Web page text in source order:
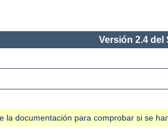
Versión 2.4 del
documentación para comprobar si se